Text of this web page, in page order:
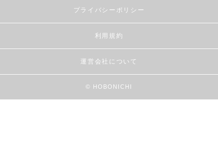
プライバシーポリシー
利用規約
運営会社について
© HOBONICHI